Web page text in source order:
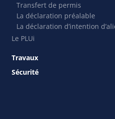
Transfert de permis
La déclaration préalable
La déclaration d’intention
Le PLUi
Travaux
Sécurité